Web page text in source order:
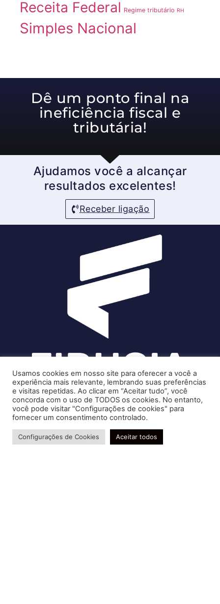
Receita Federal Regime tributário RH
Simples Nacional
Dê um ponto final na
ineficiência fiscal e
tributária!
Ajudamos você a alcançar
resultados excelentes!
Receber ligação
Soluções contábeis-fiscais-tributárias especializadas | CRC RJ
004856/O-7
Serviços
Usamos cookies em nosso site para oferecer a você a
experiência mais relevante, lembrando suas preferências
e visitas repetidas. Ao clicar em “Aceitar tudo”, você
concorda com o uso de TODOS os cookies. No entanto,
você pode visitar "Configurações de cookies" para
fornecer um consentimento controlado.
Configurações de Cookies Aceitar todos
Precisa de ajuda?